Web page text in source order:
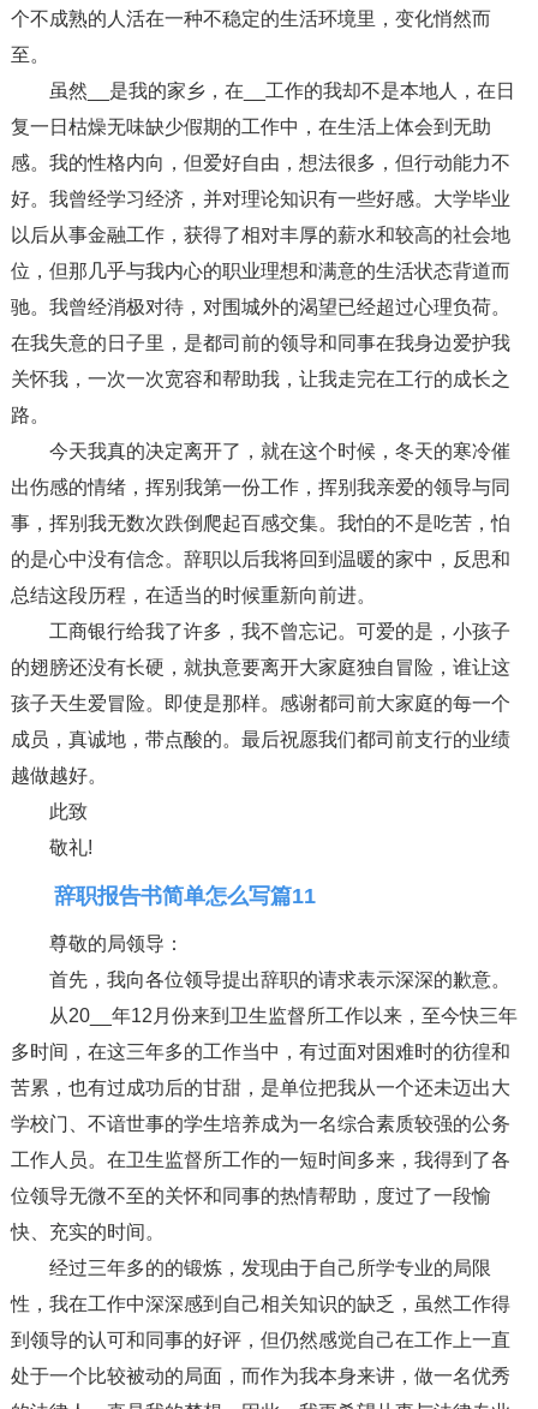
个不成熟的人活在一种不稳定的生活环境里，变化悄然而
至。
虽然__是我的家乡，在__工作的我却不是本地人，在日
复一日枯燥无味缺少假期的工作中，在生活上体会到无助
感。我的性格内向，但爱好自由，想法很多，但行动能力不
好。我曾经学习经济，并对理论知识有一些好感。大学毕业
以后从事金融工作，获得了相对丰厚的薪水和较高的社会地
位，但那几乎与我内心的职业理想和满意的生活状态背道而
驰。我曾经消极对待，对围城外的渴望已经超过心理负荷。
在我失意的日子里，是都司前的领导和同事在我身边爱护我
关怀我，一次一次宽容和帮助我，让我走完在工行的成长之
路。
今天我真的决定离开了，就在这个时候，冬天的寒冷催
出伤感的情绪，挥别我第一份工作，挥别我亲爱的领导与同
事，挥别我无数次跌倒爬起百感交集。我怕的不是吃苦，怕
的是心中没有信念。辞职以后我将回到温暖的家中，反思和
总结这段历程，在适当的时候重新向前进。
工商银行给我了许多，我不曾忘记。可爱的是，小孩子
的翅膀还没有长硬，就执意要离开大家庭独自冒险，谁让这
孩子天生爱冒险。即使是那样。感谢都司前大家庭的每一个
成员，真诚地，带点酸的。最后祝愿我们都司前支行的业绩
越做越好。
此致
敬礼!
辞职报告书简单怎么写篇11
尊敬的局领导：
首先，我向各位领导提出辞职的请求表示深深的歉意。
从20__年12月份来到卫生监督所工作以来，至今快三年
多时间，在这三年多的工作当中，有过面对困难时的彷徨和
苦累，也有过成功后的甘甜，是单位把我从一个还未迈出大
学校门、不谙世事的学生培养成为一名综合素质较强的公务
工作人员。在卫生监督所工作的一短时间多来，我得到了各
位领导无微不至的关怀和同事的热情帮助，度过了一段愉
快、充实的时间。
经过三年多的的锻炼，发现由于自己所学专业的局限
性，我在工作中深深感到自己相关知识的缺乏，虽然工作得
到领导的认可和同事的好评，但仍然感觉自己在工作上一直
处于一个比较被动的局面，而作为我本身来讲，做一名优秀